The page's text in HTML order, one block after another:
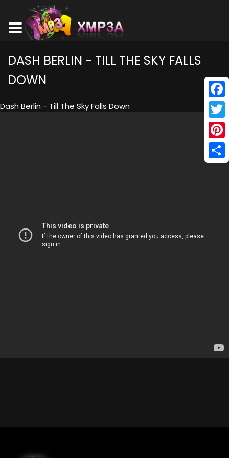
DASH BERLIN - TILL THE SKY FALLS
DOWN
Dash Berlin - Till The Sky Falls Down